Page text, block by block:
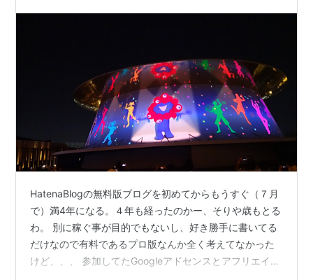
HatenaBlogの無料版ブログを初めてからもうすぐ（７月
で）満4年になる。４年も経ったのかー、そりや歳もとる
わ。 別に稼ぐ事が目的でもないし、好き勝手に書いてる
だけなので有料であるプロ版なんか全く考えてなかった
けど、、、 参加してたGoogleアドセンスとアフリエイト